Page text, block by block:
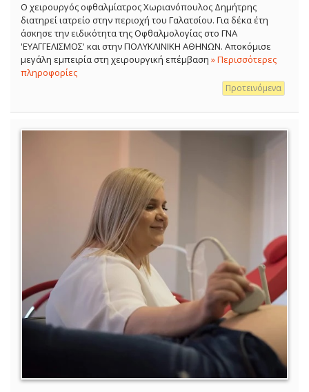
Ο χειρουργός οφθαλμίατρος Χωριανόπουλος Δημήτρης
διατηρεί ιατρείο στην περιοχή του Γαλατσίου. Για δέκα έτη
άσκησε την ειδικότητα της Οφθαλμολογίας στο ΓΝΑ
'ΕΥΑΓΓΕΛΙΣΜΟΣ' και στην ΠΟΛΥΚΛΙΝΙΚΗ ΑΘΗΝΩΝ. Αποκόμισε
μεγάλη εμπειρία στη χειρουργική επέμβαση » Περισσότερες
πληροφορίες
Προτεινόμενα